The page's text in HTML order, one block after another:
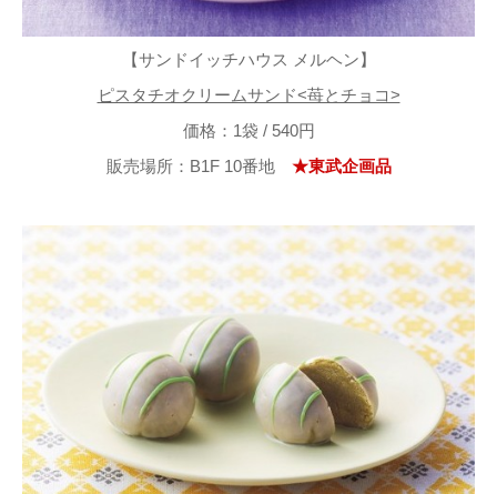
【サンドイッチハウス メルヘン】
ピスタチオクリームサンド<苺とチョコ>
価格：1袋 / 540円
販売場所：B1F 10番地 ★東武企画品